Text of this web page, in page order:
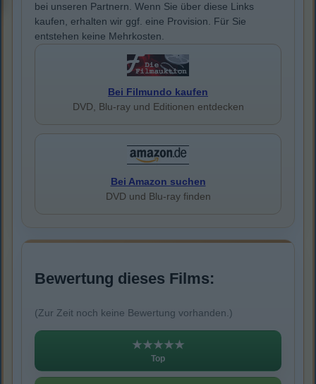
bei unseren Partnern. Wenn Sie über diese Links
kaufen, erhalten wir ggf. eine Provision. Für Sie
entstehen keine Mehrkosten.
Bei Filmundo kaufen
DVD, Blu-ray und Editionen entdecken
Bei Amazon suchen
DVD und Blu-ray finden
Bewertung dieses Films:
(Zur Zeit noch keine Bewertung vorhanden.)
★★★★★
Top